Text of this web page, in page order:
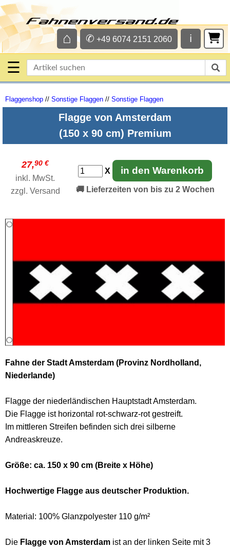
ℹ
✆ +49 6074 2151 2060
⌂
☰
Flaggenshop // Sonstige Flaggen // Sonstige Flaggen
Flagge von Amsterdam
(150 x 90 cm) Premium
27,90 €
inkl. MwSt.
zzgl. Versand
X in den Warenkorb
🚚 Lieferzeiten von bis zu 2 Wochen
Fahne der Stadt Amsterdam (Provinz Nordholland,
Niederlande)
Flagge der niederländischen Hauptstadt Amsterdam.
Die Flagge ist horizontal rot-schwarz-rot gestreift.
Im mittleren Streifen befinden sich drei silberne
Andreaskreuze.
Größe: ca. 150 x 90 cm (Breite x Höhe)
Hochwertige Flagge aus deutscher Produktion.
Material: 100% Glanzpolyester 110 g/m²
Die Flagge von Amsterdam ist an der linken Seite mit 3